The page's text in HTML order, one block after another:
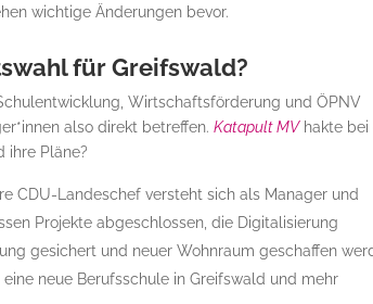
wichtige Änderungen bevor.
für Greifswald?
Wirtschaftsförderung und ÖPNV
also direkt betreffen.Katapult MVhakte bei
ihre Pläne?
CDU-Landeschef versteht sich als Manager und
Projekte abgeschlossen, die Digitalisierung
gesichert und neuer Wohnraum geschaffen
neue Berufsschule in Greifswald und mehr